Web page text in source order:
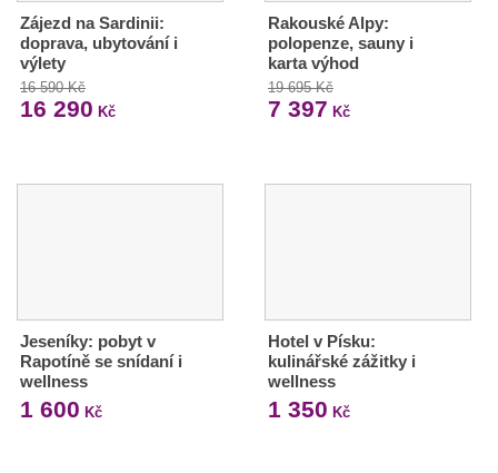
Zájezd na Sardinii:
doprava, ubytování i
výlety
16 590 Kč
16 290 Kč
Rakouské Alpy:
polopenze, sauny i
karta výhod
19 695 Kč
7 397 Kč
Jeseníky: pobyt v
Rapotíně se snídaní i
wellness
1 600 Kč
Hotel v Písku:
kulinářské zážitky i
wellness
1 350 Kč